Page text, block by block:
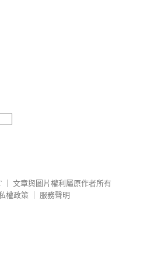
文章與圖片權利屬原作者所有
權政策
服務聲明